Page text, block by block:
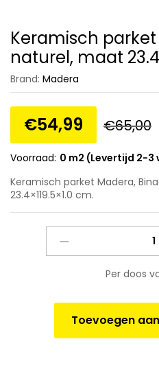
Keramisch
naturel, maat
Brand: Madera
€54,99 €65,00
Voorraad: 0 m2 (Levertijd 2-3
Keramisch parket Madera,
23.4×119.5×1.0 cm.
23.4x119.5x1.0
cm.
Per doos
Toevoegen